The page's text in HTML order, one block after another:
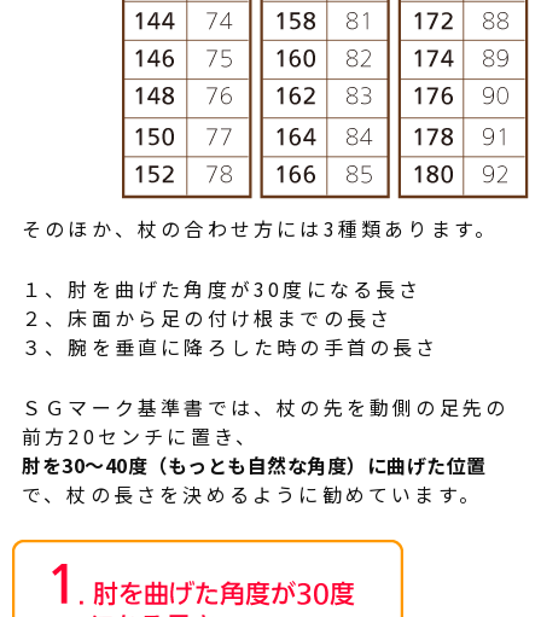
そのほか、杖の合わせ方には3種類あります。
１、肘を曲げた角度が30度になる長さ
２、床面から足の付け根までの長さ
３、腕を垂直に降ろした時の手首の長さ
ＳＧマーク基準書では、杖の先を動側の足先の
前方20センチに置き、
肘を30～40度（もっとも自然な角度）に曲げた位置
で、杖の長さを決めるように勧めています。